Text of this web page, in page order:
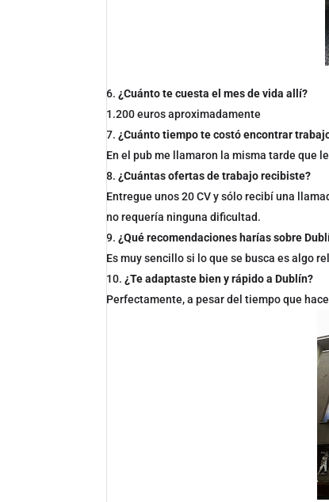
¿Cuánto te cuesta el mes de vida allí?
1.200 euros aproximadamente
¿Cuánto tiempo te costó encontrar
En el pub me llamaron la misma tarde que
¿Cuántas ofertas de trabajo recibiste?
Entregue unos 20 CV y sólo recibí una
no requería ninguna dificultad.
¿Qué recomendaciones harías sobre
Es muy sencillo si lo que se busca es algo
¿Te adaptaste bien y rápido a Dublín?
Perfectamente, a pesar del tiempo que